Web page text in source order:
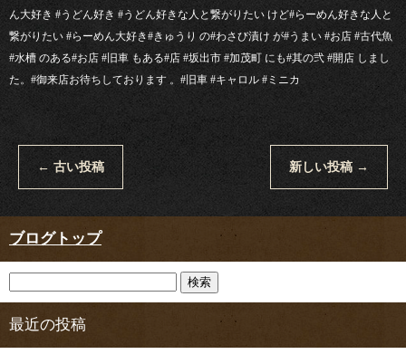
ん大好き #うどん好き #うどん好きな人と繋がりたい けど#らーめん好きな人と
繋がりたい #らーめん大好き#きゅうり の#わさび漬け が#うまい #お店 #古代魚
#水槽 のある#お店 #旧車 もある#店 #坂出市 #加茂町 にも#其の弐 #開店 しまし
た。#御来店お待ちしております 。#旧車 #キャロル #ミニカ
← 古い投稿 新しい投稿 →
ブログトップ
最近の投稿